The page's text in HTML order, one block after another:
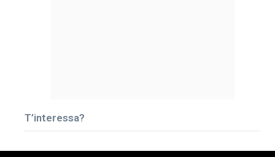
T’interessa?